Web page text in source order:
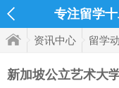
专注留学
资讯中心 留学
新加坡公立艺术大